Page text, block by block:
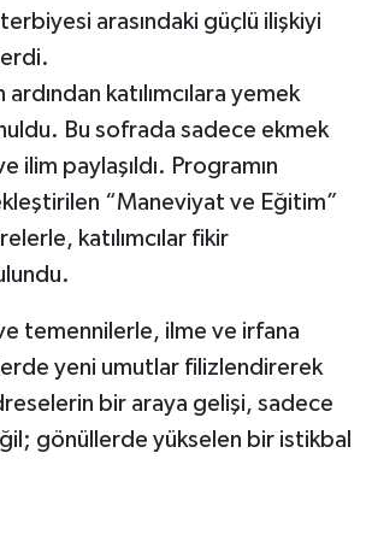
arasındaki güçlü ilişkiyi
ardından katılımcılara yemek
Bu sofrada sadece ekmek
ilim paylaşıldı. Programın
“Maneviyat ve Eğitim”
katılımcılar fikir
temennilerle, ilme ve irfana
yeni umutlar filizlendirerek
bir araya gelişi, sadece
gönüllerde yükselen bir istikbal